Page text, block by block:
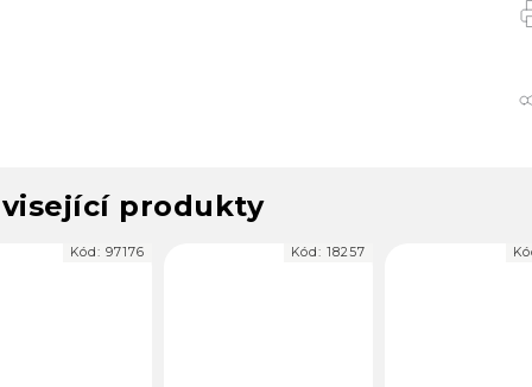
produkty
Kód: 97176 Kód: 18257